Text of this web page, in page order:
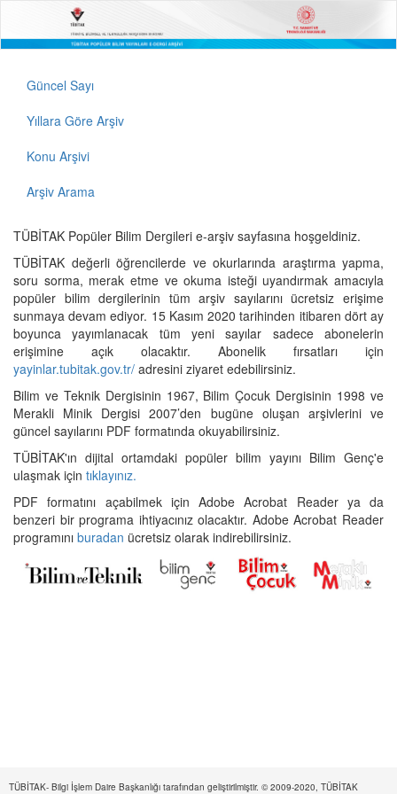
Güncel Sayı
Yıllara Göre Arşiv
Konu Arşivi
Arşiv Arama
TÜBİTAK Popüler Bilim Dergileri e-arşiv sayfasına hoşgeldiniz.
TÜBİTAK değerli öğrencilerde ve okurlarında araştırma yapma,
soru sorma, merak etme ve okuma isteği uyandırmak amacıyla
popüler bilim dergilerinin tüm arşiv sayılarını ücretsiz erişime
sunmaya devam ediyor. 15 Kasım 2020 tarihinden itibaren dört ay
boyunca yayımlanacak tüm yeni sayılar sadece abonelerin
erişimine açık olacaktır. Abonelik fırsatları için
yayinlar.tubitak.gov.tr/ adresini ziyaret edebilirsiniz.
Bilim ve Teknik Dergisinin 1967, Bilim Çocuk Dergisinin 1998 ve
Merakli Minik Dergisi 2007’den bugüne oluşan arşivlerini ve
güncel sayılarını PDF formatında okuyabilirsiniz.
TÜBİTAK'ın dijital ortamdaki popüler bilim yayını Bilim Genç'e
ulaşmak için tıklayınız.
PDF formatını açabilmek için Adobe Acrobat Reader ya da
benzeri bir programa ihtiyacınız olacaktır. Adobe Acrobat Reader
programını buradan ücretsiz olarak indirebilirsiniz.
TÜBİTAK- Bilgi İşlem Daire Başkanlığı tarafından geliştirilmiştir. © 2009-2020, TÜBİTAK